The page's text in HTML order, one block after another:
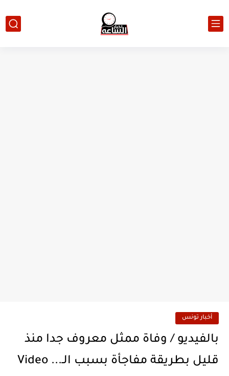
أخبار تونس
بالفيديو / وفاة ممثل معروف جدا منذ
قليل بطريقة مفاجأة بسبب الـ... Video